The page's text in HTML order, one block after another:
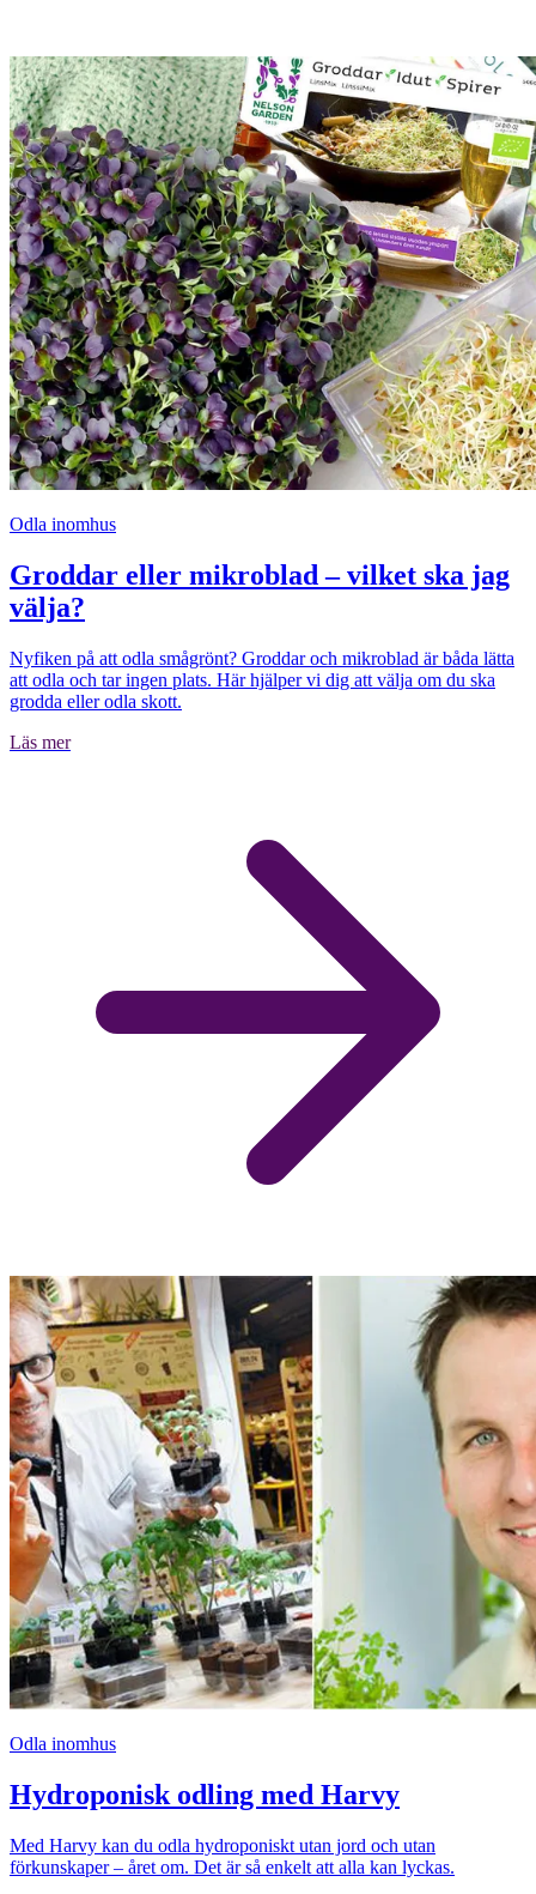
Odla inomhus
Groddar eller mikroblad – vilket ska jag
välja?
Nyfiken på att odla smågrönt? Groddar och mikroblad är båda lätta
att odla och tar ingen plats. Här hjälper vi dig att välja om du ska
grodda eller odla skott.
Läs mer
Odla inomhus
Hydroponisk odling med Harvy
Med Harvy kan du odla hydroponiskt utan jord och utan
förkunskaper – året om. Det är så enkelt att alla kan lyckas.